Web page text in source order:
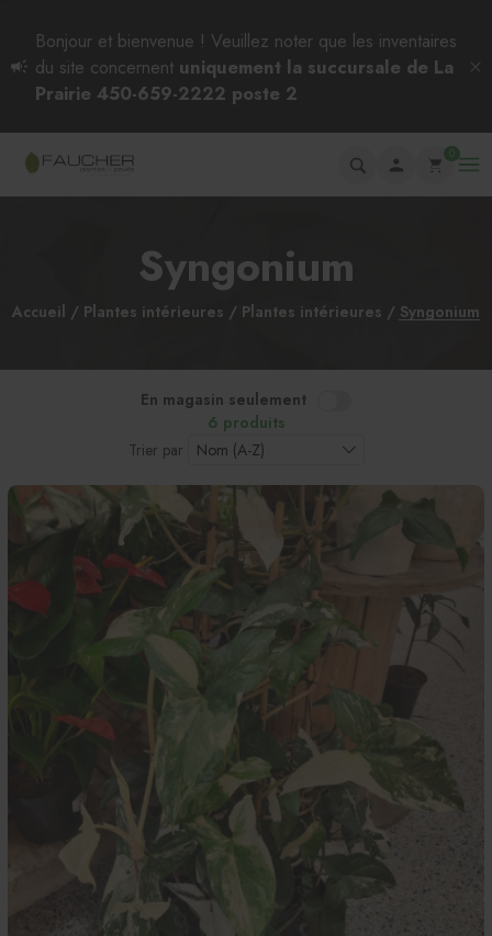
Bonjour et bienvenue ! Veuillez noter que les inventaires
du site concernent uniquement la succursale de La
Prairie 450-659-2222 poste 2
Syngonium
Accueil Plantes intérieures Plantes intérieures Syngonium
En magasin seulement
6 produits
Trier par